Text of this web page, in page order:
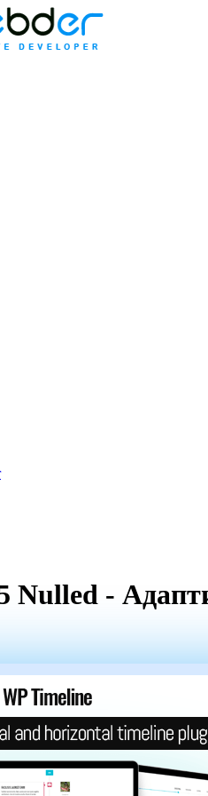
Nulled -